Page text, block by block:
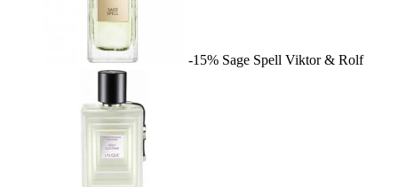
-15% Sage Spell Viktor & Rolf